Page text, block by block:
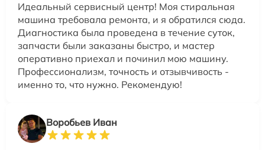
Идеальный сервисный центр! Моя стиральная
машина требовала ремонта, и я обратился сюда.
Диагностика была проведена в течение суток,
запчасти были заказаны быстро, и мастер
оперативно приехал и починил мою машину.
Профессионализм, точность и отзывчивость -
именно то, что нужно. Рекомендую!
Воробьев Иван